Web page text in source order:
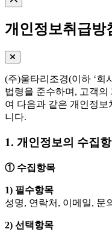
개인정보취급방
(주)울타리조경(이하 ‘회
법령을 준수하며, 고객
여 다음과 같은 개인정
니다.
1. 개인정보의 수집
① 수집항목
1) 필수항목
성명, 연락처, 이메일, 문
2) 선택항목